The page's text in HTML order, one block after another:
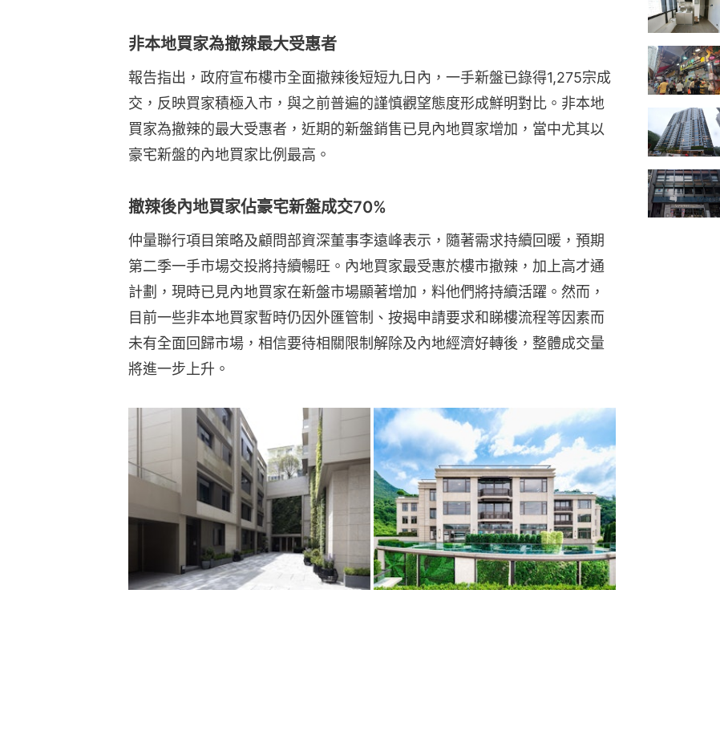
非本地買家為撤辣最大受惠者
報告指出，政府宣布樓市全面撤辣後短短九日內，一手新盤已錄得1,275宗成
交，反映買家積極入市，與之前普遍的謹慎觀望態度形成鮮明對比。非本地
買家為撤辣的最大受惠者，近期的新盤銷售已見內地買家增加，當中尤其以
豪宅新盤的內地買家比例最高。
撤辣後內地買家佔豪宅新盤成交70%
仲量聯行項目策略及顧問部資深董事李遠峰表示，隨著需求持續回暖，預期
第二季一手市場交投將持續暢旺。內地買家最受惠於樓市撤辣，加上高才通
計劃，現時已見內地買家在新盤市場顯著增加，料他們將持續活躍。然而，
目前一些非本地買家暫時仍因外匯管制、按揭申請要求和睇樓流程等因素而
未有全面回歸市場，相信要待相關限制解除及內地經濟好轉後，整體成交量
將進一步上升。